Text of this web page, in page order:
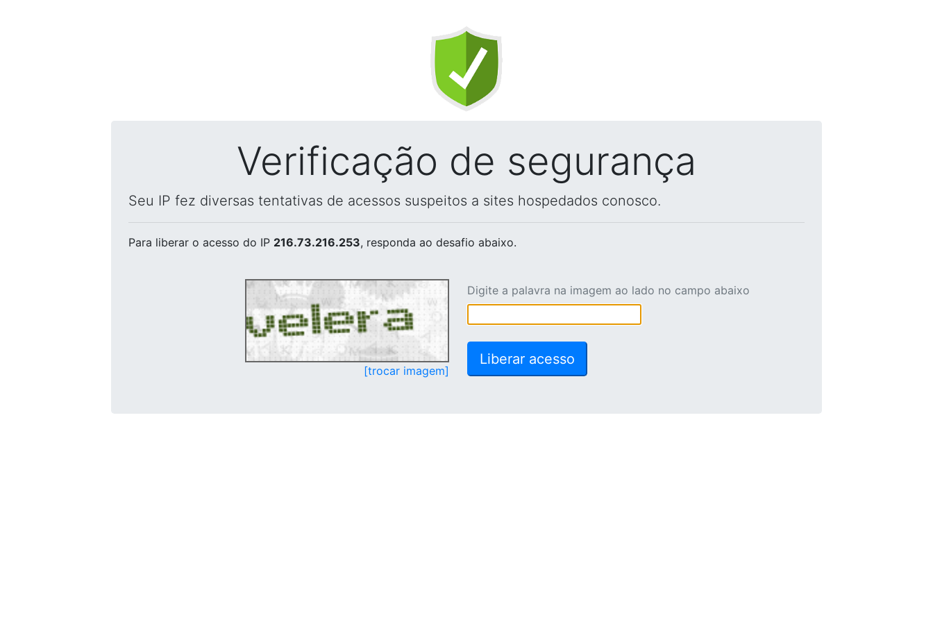
Verificação de segurança
Seu IP fez diversas tentativas de acessos suspeitos a sites hospedados conosco.
Para liberar o acesso do IP 216.73.216.253, responda ao desafio abaixo.
[trocar imagem]
Digite a palavra na imagem ao lado no campo abaixo